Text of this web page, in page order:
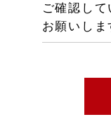
ご確認して
お願いしま